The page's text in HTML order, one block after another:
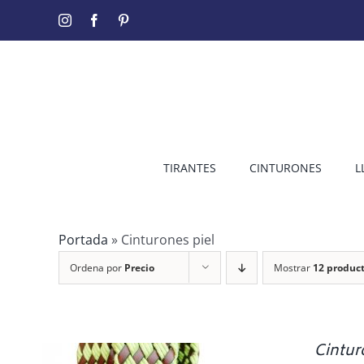
InstagramFacebook
TIRANTES CINTURONES
Portada » Cinturones piel
Ordena por Precio Mostrar 12